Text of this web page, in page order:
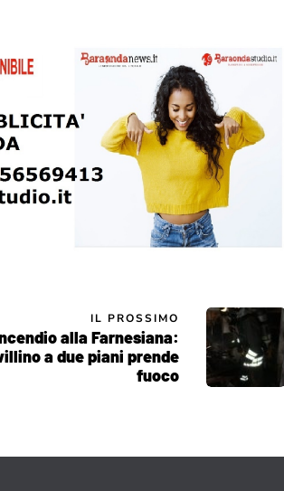
IL PROSSIMO
alla Farnesiana:
a due piani prende
fuoco